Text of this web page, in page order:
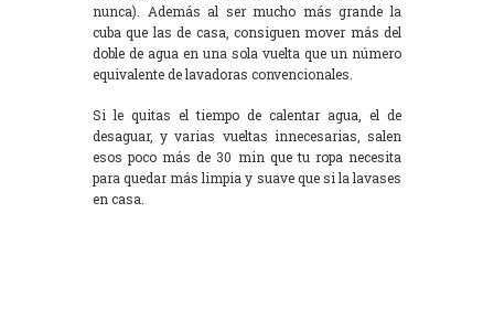
nunca). Además al ser mucho más grande la
cuba que las de casa, consiguen mover más del
doble de agua en una sola vuelta que un número
equivalente de lavadoras convencionales.
Si le quitas el tiempo de calentar agua, el de
desaguar, y varias vueltas innecesarias, salen
esos poco más de 30 min que tu ropa necesita
para quedar más limpia y suave que si la lavases
en casa.